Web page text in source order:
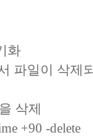
화
파일이 삭제
삭제
+90 -delete